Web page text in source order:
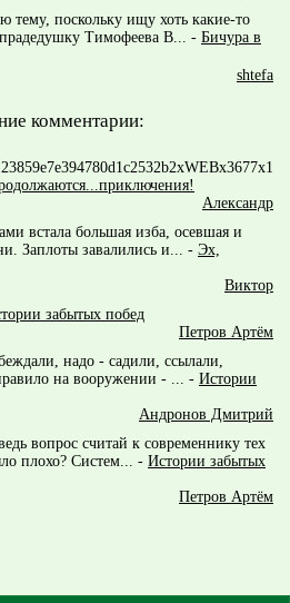
тему, поскольку ищу хоть какие-то
Тимофеева В...
- Бичура в
shtefa
комментарии:
Александр
встала большая изба, осевшая и
Заплоты завалились и...
- Эх,
Виктор
забытых побед
Петров Артём
надо - садили, ссылали,
на вооружении - ...
- Истории
Андронов Дмитрий
вопрос считай к современнику тех
плохо? Систем...
- Истории забытых
Петров Артём